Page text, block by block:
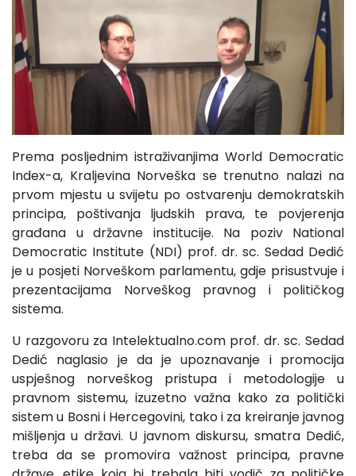
Prema posljednim istraživanjima World Democratic
Index-a, Kraljevina Norveška se trenutno nalazi na
prvom mjestu u svijetu po ostvarenju demokratskih
principa, poštivanja ljudskih prava, te povjerenja
građana u državne institucije. Na poziv National
Democratic Institute (NDI) prof. dr. sc. Sedad Dedić
je u posjeti Norveškom parlamentu, gdje prisustvuje i
prezentacijama Norveškog pravnog i političkog
sistema.
U razgovoru za Intelektualno.com prof. dr. sc. Sedad
Dedić naglasio je da je upoznavanje i promocija
uspješnog norveškog pristupa i metodologije u
pravnom sistemu, izuzetno važna kako za politički
sistem u Bosni i Hercegovini, tako i za kreiranje javnog
mišljenja u državi. U javnom diskursu, smatra Dedić,
treba da se promovira važnost principa, pravne